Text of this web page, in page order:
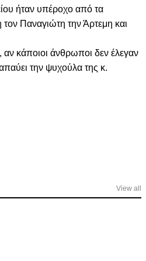
ήταν υπέροχο από τα
Παναγιώτη την Άρτεμη και
κάποιοι άνθρωποι δεν έλεγαν
την ψυχούλα της κ.
View all